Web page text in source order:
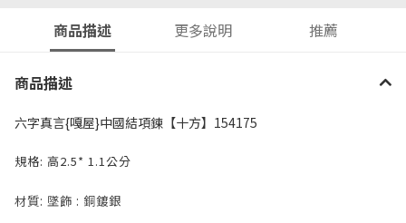
商品描述 更多說明 推薦
商品描述
六字真言{嘎屋}中國結項鍊【十方】154175
規格: 高2.5* 1.1公分
材質: 墜飾 : 銅鍍銀